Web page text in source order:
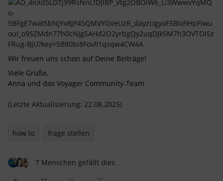
Wir freuen uns schon auf Deine Beiträge!
Viele Grüße,
Anna und das Voyager Community-Team
(Letzte Aktualisierung: 22.08.2025)
how to frage stellen
7 Menschen gefällt dies